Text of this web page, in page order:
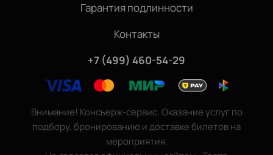
Гарантия подлинности
Контакты
+7 (499) 460-54-29
Внимание! Консьерж-сервис. Оказание услуг по
подбору, бронированию и доставке билетов на
мероприятия.